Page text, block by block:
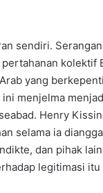
sendiri.
kolektif
yang
menjelma
Henry
selama ia
dan pihak
legitimasi